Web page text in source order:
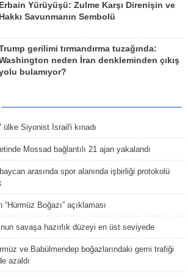
Erbain Yürüyüşü: Zulme Karşı Direnişin ve
Hakkı Savunmanın Sembolü
gerilimi tırmandırma tuzağında:
neden İran denkleminden çıkış
bulamıyor?
Siyonist İsrail'i kınadı
Mossad bağlantılı 21 ajan yakalandı
arasında spor alanında işbirliği protokolü
Boğazı” açıklaması
savaşa hazırlık düzeyi en üst seviyede
ve Babülmendep boğazlarındaki gemi trafiği
azaldı